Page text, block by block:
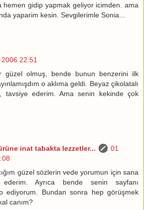
hemen gidip yapmak geliyor icimden. ama
yaparim kesin. Sevgilerimle Sonia...
22:51
güzel olmuş, bende bunun benzerini ilk
o aklıma geldi. Beyaz çikolatalı
tavsiye ederim. Ama senin kekinde çok
inat tabakta lezzetler...
01
güzel sözlerin vede yorumun için sana
Ayrıca bende senin sayfanı
ediyorum. Bundan sonra hep görüşmek
canım?